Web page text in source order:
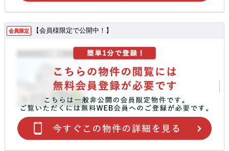
会員限定 【会員様限定で公開中！】